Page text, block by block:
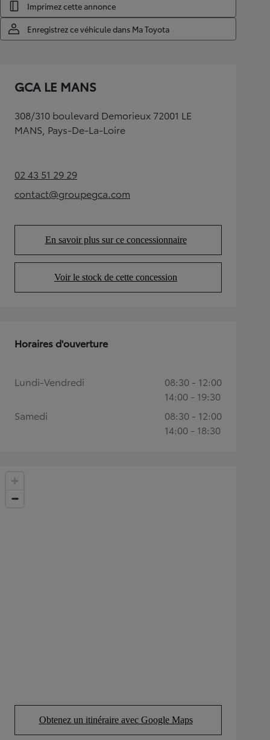
Imprimez cette annonce
Enregistrez ce véhicule dans Ma Toyota
GCA LE MANS
308/310 boulevard Demorieux 72001 LE
MANS, Pays-De-La-Loire
02 43 51 29 29(Opens in new tab)
contact@groupegca.com
(Opens in new tab)
En savoir plus sur ce concessionnaire
(Opens in new tab)
Voir le stock de cette concession
(Opens in new tab)
Obtenez un itinéraire avec Google Maps
(Opens in new tab)
Horaires d'ouverture
Lundi-Vendredi
08:30 - 12:00
14:00 - 19:30
Samedi
08:30 - 12:00
14:00 - 18:30